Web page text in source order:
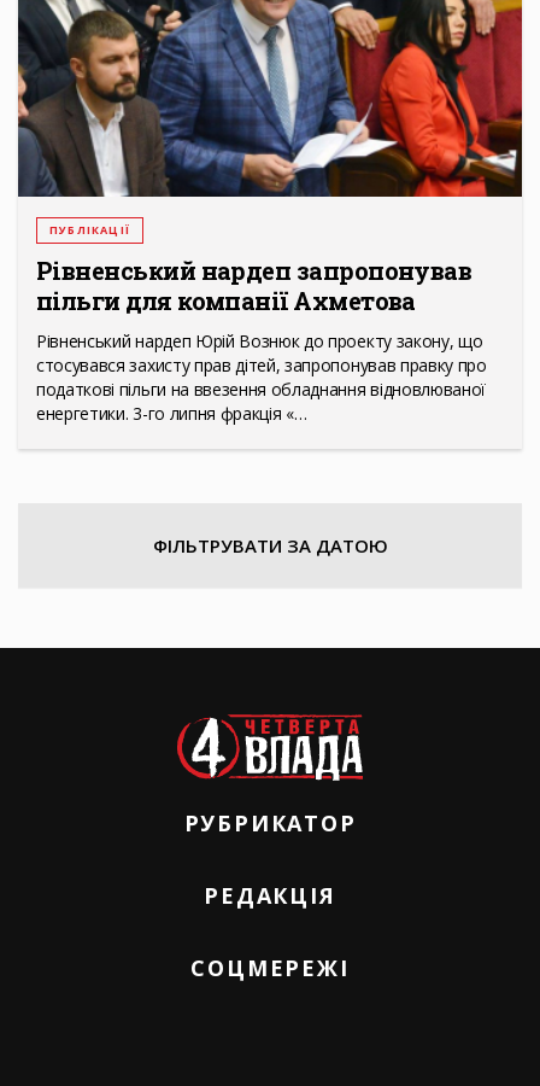
ПУБЛІКАЦІЇ
Рівненський нардеп запропонував
пільги для компанії Ахметова
Рівненський нардеп Юрій Вознюк до проекту закону, що
стосувався захисту прав дітей, запропонував правку про
податкові пільги на ввезення обладнання відновлюваної
енергетики. 3-го липня фракція «…
ФІЛЬТРУВАТИ ЗА ДАТОЮ
РУБРИКАТОР
РЕДАКЦІЯ
СОЦМЕРЕЖІ